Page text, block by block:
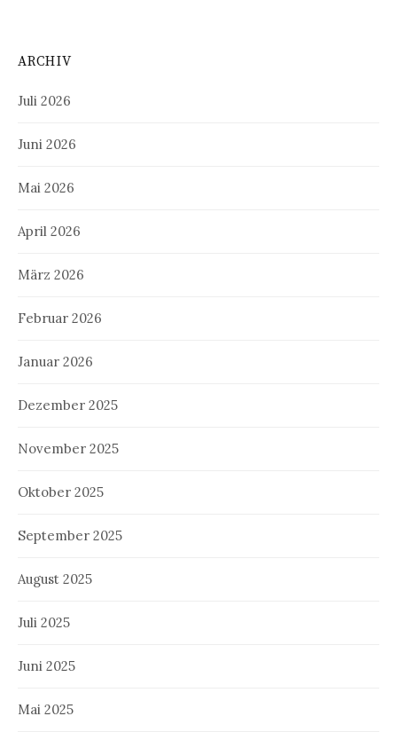
ARCHIV
Juli 2026
Juni 2026
Mai 2026
April 2026
März 2026
Februar 2026
Januar 2026
Dezember 2025
November 2025
Oktober 2025
September 2025
August 2025
Juli 2025
Juni 2025
Mai 2025